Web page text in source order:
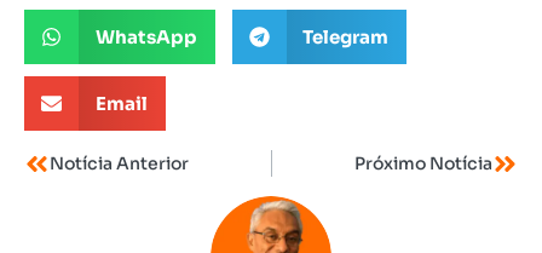
WhatsApp Telegram
Email
Notícia Anterior Próximo Notícia